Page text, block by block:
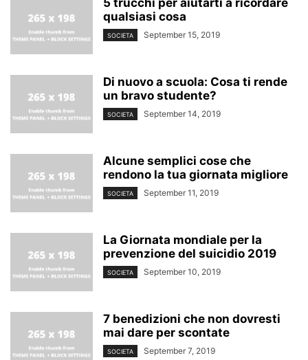
5 trucchi per aiutarti a ricordare
qualsiasi cosa
SOCIETA September 15, 2019
Di nuovo a scuola: Cosa ti rende
un bravo studente?
SOCIETA September 14, 2019
Alcune semplici cose che
rendono la tua giornata migliore
SOCIETA September 11, 2019
La Giornata mondiale per la
prevenzione del suicidio 2019
SOCIETA September 10, 2019
7 benedizioni che non dovresti
mai dare per scontate
SOCIETA September 7, 2019